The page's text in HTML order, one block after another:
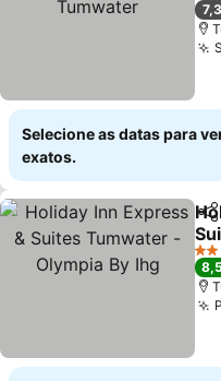
7,3
Selecione as datas para
exatos.
2
8,5